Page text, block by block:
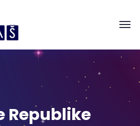
Republike